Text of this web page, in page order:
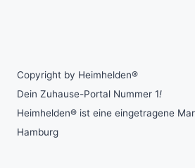
Copyright by Heimhelden®
Dein Zuhause-Portal Nummer 1!
Heimhelden® ist eine eingetragene
Hamburg